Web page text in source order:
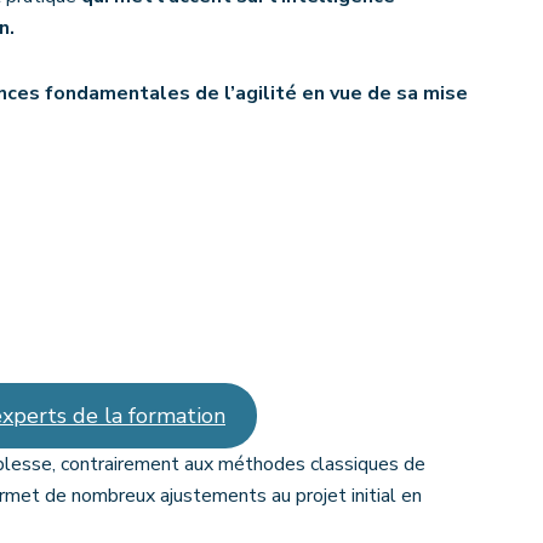
fondamentales de l’agilité en vue de sa mise
de la formation
contrairement aux méthodes classiques de
de nombreux ajustements au projet initial en